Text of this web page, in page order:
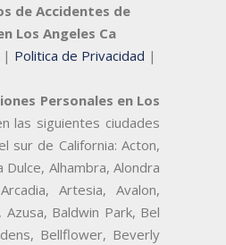
de Accidentes de
Los Angeles Ca
| Politica de Privacidad |
Personales en Los
las siguientes ciudades
sur de California: Acton,
Dulce, Alhambra, Alondra
Artesia, Avalon,
Baldwin Park, Bel
Bellflower, Beverly